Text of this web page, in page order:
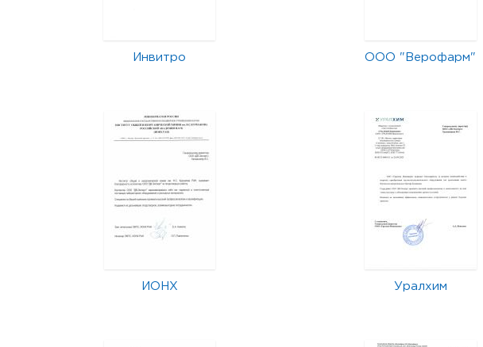
Инвитро ООО "Верофарм"
ИОНХ Уралхим